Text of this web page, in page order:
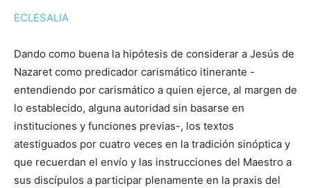
ECLESALIA
Dando como buena la hipótesis de considerar a Jesús de
Nazaret como predicador carismático itinerante -
entendiendo por carismático a quien ejerce, al margen de
lo establecido, alguna autoridad sin basarse en
instituciones y funciones previas-, los textos
atestiguados por cuatro veces en la tradición sinóptica y
que recuerdan el envío y las instrucciones del Maestro a
sus discípulos a participar plenamente en la praxis del